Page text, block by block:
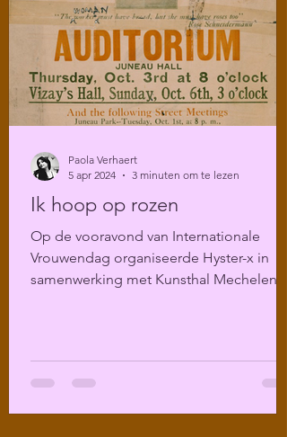
Ik hoop op rozen
Op de vooravond van Internationale
Vrouwendag organiseerde Hyster-x in
samenwerking met Kunsthal Mechelen
Paola Verhaert
5 apr 2024
3 minuten om te lezen